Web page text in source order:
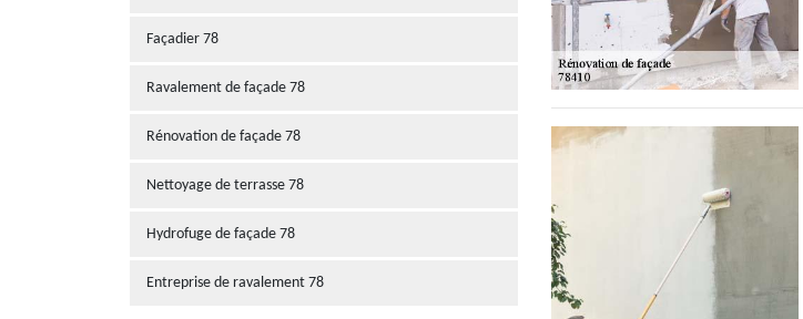
Façadier 78
Ravalement de façade 78
Rénovation de façade 78
Nettoyage de terrasse 78
Hydrofuge de façade 78
Entreprise de ravalement 78